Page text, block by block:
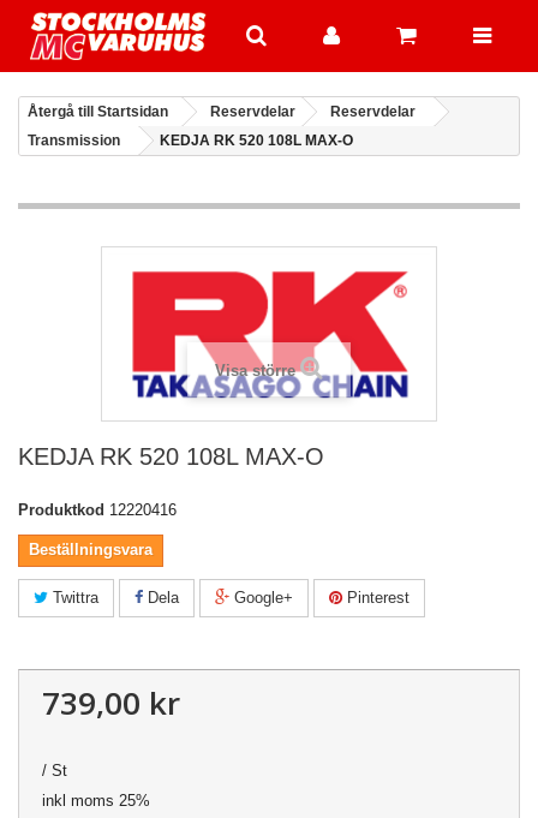
Återgå till Startsidan Reservdelar
Reservdelar
Transmission
KEDJA RK 520 108L MAX-O
Visa större
KEDJA RK 520 108L MAX-O
Produktkod 12220416
Beställningsvara
Twittra Dela Google+ Pinterest
739,00 kr
/ St
inkl moms 25%